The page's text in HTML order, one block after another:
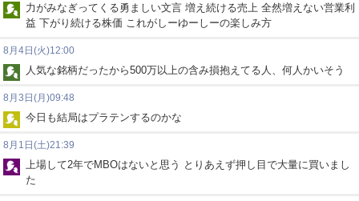
力がみなぎってくる勇ましい文言 増え続ける売上 全然増えない営業利
益 下がり続ける株価 これがしーゆーしーの楽しみ方
8月4日(火)12:00
人気な銘柄だったから500万以上の含み損抱えてる人、何人かいそう
8月3日(月)09:48
今日も結局はプラテンするのかな
8月1日(土)21:39
上場して2年でMBOはないと思う とりあえず押し目で大量に買いまし
た